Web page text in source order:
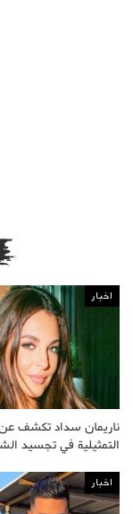
اخبار
ناريمان سداد تكشف عن
التمثيلية في تجسيد
اخبار